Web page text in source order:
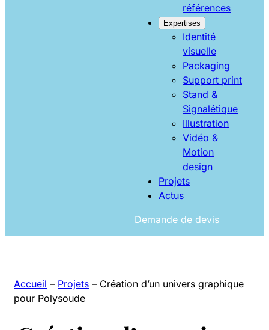
références
Expertises
Identité
visuelle
Packaging
Support print
Stand &
Signalétique
Illustration
Vidéo &
Motion
design
Projets
Actus
Demande de devis
Accueil – Projets – Création d’un univers graphique
pour Polysoude